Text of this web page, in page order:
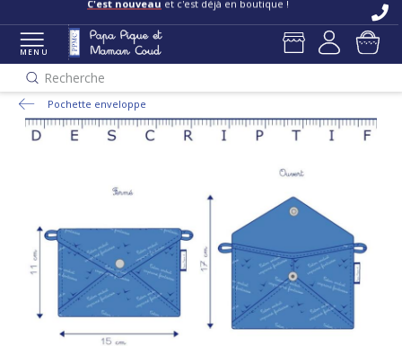
C'est nouveau et c'est déjà en boutique !
MENU
Recherche
Pochette enveloppe